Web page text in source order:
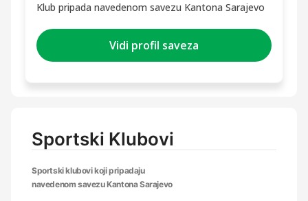
Klub pripada navedenom savezu Kantona Sarajevo
Vidi profil saveza
Sportski Klubovi
Sportski klubovi koji pripadaju
navedenom savezu Kantona Sarajevo